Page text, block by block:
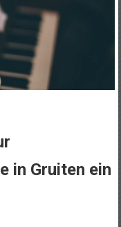
in Gruiten ein